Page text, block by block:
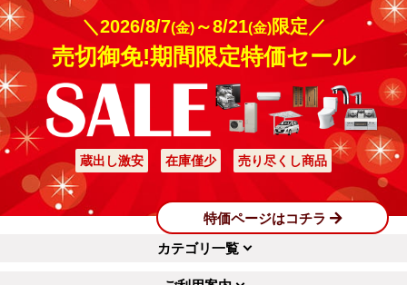
＼2026/8/7(金)～8/21(金)限定／
売切御免!期間限定特価セール
蔵出し激安 在庫僅少 売り尽くし商品
特価ページはコチラ
カテゴリ一覧